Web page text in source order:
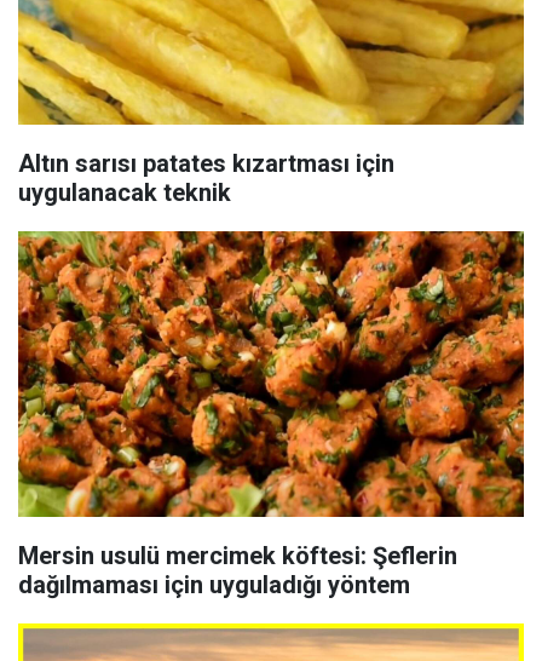
Altın sarısı patates kızartması için
uygulanacak teknik
Mersin usulü mercimek köftesi: Şeflerin
dağılmaması için uyguladığı yöntem